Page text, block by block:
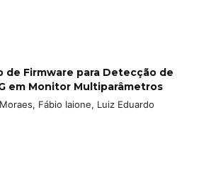
de Firmware para Detecção de
em Monitor Multiparâmetros
Fábio Iaione, Luiz Eduardo